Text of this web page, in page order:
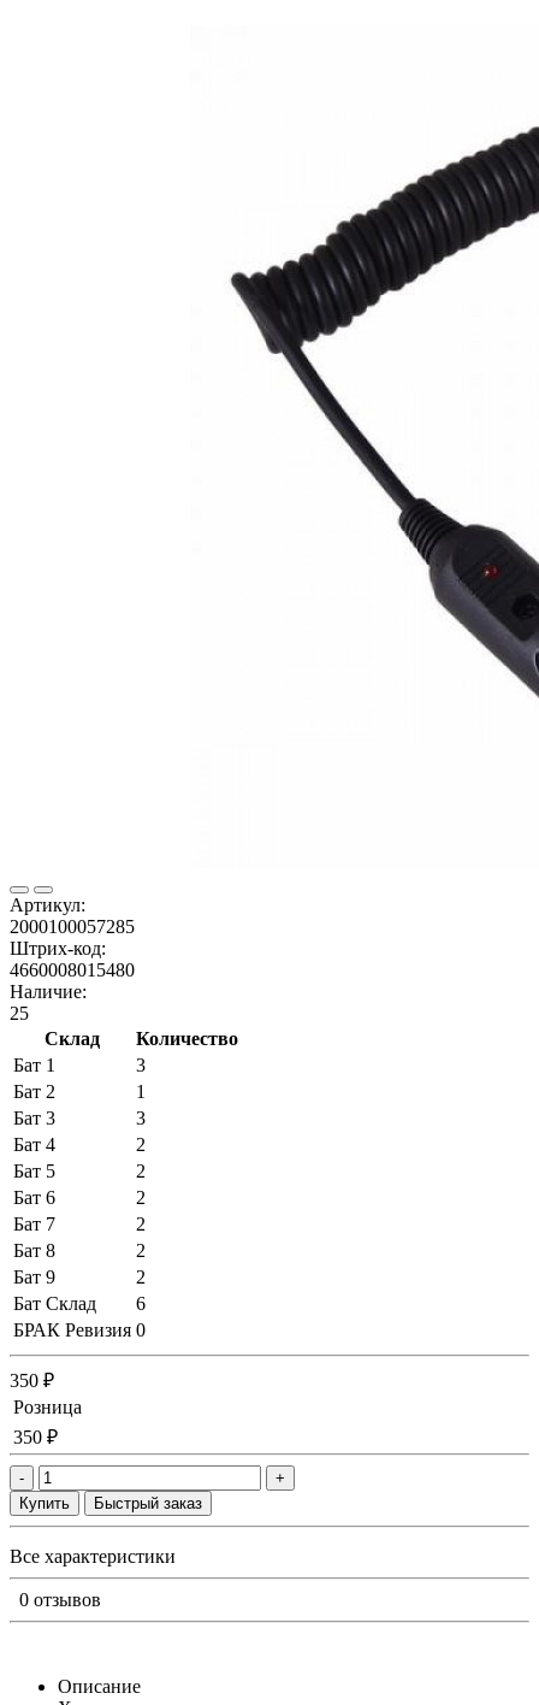
Артикул:
2000100057285
Штрих-код:
4660008015480
Наличие:
25
Склад
Количество
Бат 1
3
Бат 2
1
Бат 3
3
Бат 4
2
Бат 5
2
Бат 6
2
Бат 7
2
Бат 8
2
Бат 9
2
Бат Склад
6
БРАК Ревизия 0
350 ₽
Розница
350 ₽
-
+
Купить
Быстрый заказ
Все характеристики
0 отзывов
Описание